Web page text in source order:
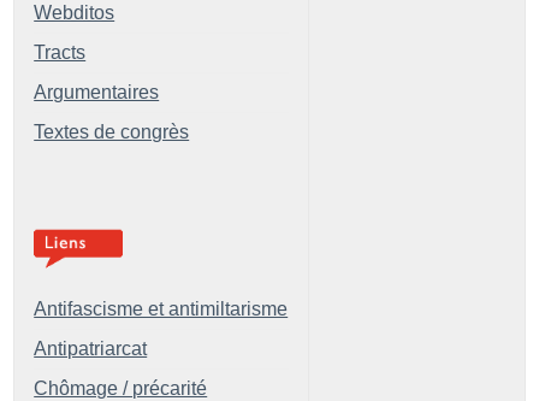
Webditos
Tracts
Argumentaires
Textes de congrès
Antifascisme et antimiltarisme
Antipatriarcat
Chômage / précarité